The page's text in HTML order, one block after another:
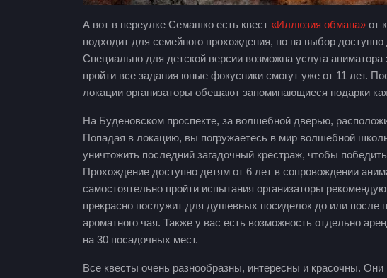
А вот в переулке Семашко есть квест «Иллюзия обмана» от
подходит для семейного прохождения, но на выбор
Специально для детской версии возможна услуга
пройти все задания юные фокусники смогут уже от 11 лет.
локации организаторы обещают запоминающиеся подарки
На Буденовском проспекте, за волшебной дверью,
Попадая в локацию, вы погружаетесь в мир волшебной
уничтожить последний загадочный крестраж, чтобы
Прохождение доступно детям от 6 лет в сопровождении
самостоятельно пройти испытания организаторы
прекрасно послужит для душевных посиделок до или после
ароматного чая. Также у вас есть возможность отдельно
на 30 посадочных мест.
Все квесты очень разнообразны, интересны и красочны. Они